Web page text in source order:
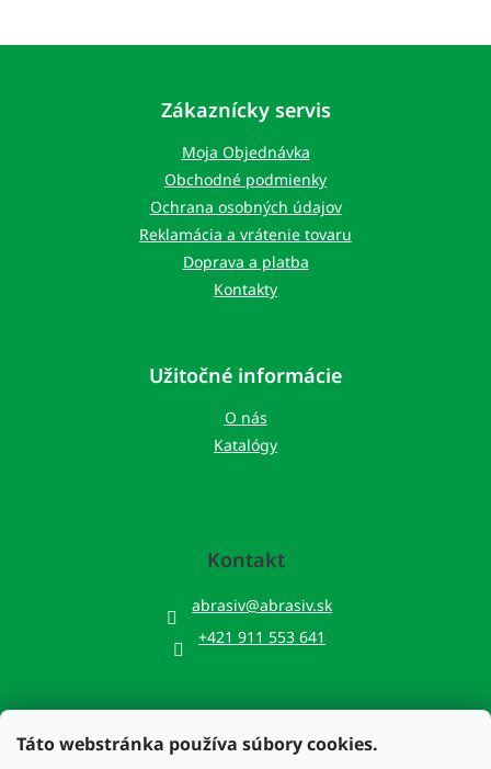
Táto webstránka používa súbory cookies.
Zákaznícky servis
Moja Objednávka
Obchodné podmienky
Ochrana osobných údajov
Reklamácia a vrátenie tovaru
Doprava a platba
Kontakty
Užitočné informácie
O nás
Katalógy
Kontakt
abrasiv@abrasiv.sk
+421 911 553 641
Prijímame online platby